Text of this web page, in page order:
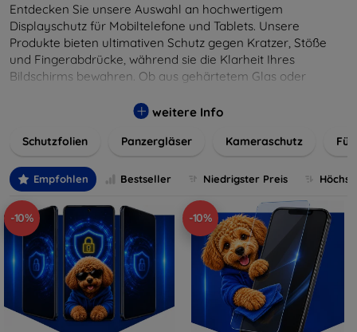
Entdecken Sie unsere Auswahl an hochwertigem
Displayschutz für Mobiltelefone und Tablets. Unsere
Produkte bieten ultimativen Schutz gegen Kratzer, Stöße
und Fingerabdrücke, während sie die Klarheit Ihres
Bildschirms bewahren. Ob aus gehärtetem Glas oder
installieren und passgenau für jedes Gerät, um eine
wertvolles Gerät mit unseren langlebigen und zuverlässigen
digitales Erlebnis.
weitere Info
Schutzfolien Panzergläser Kameraschutz
Empfohlen Bestseller Niedrigster Preis
-10% -10%